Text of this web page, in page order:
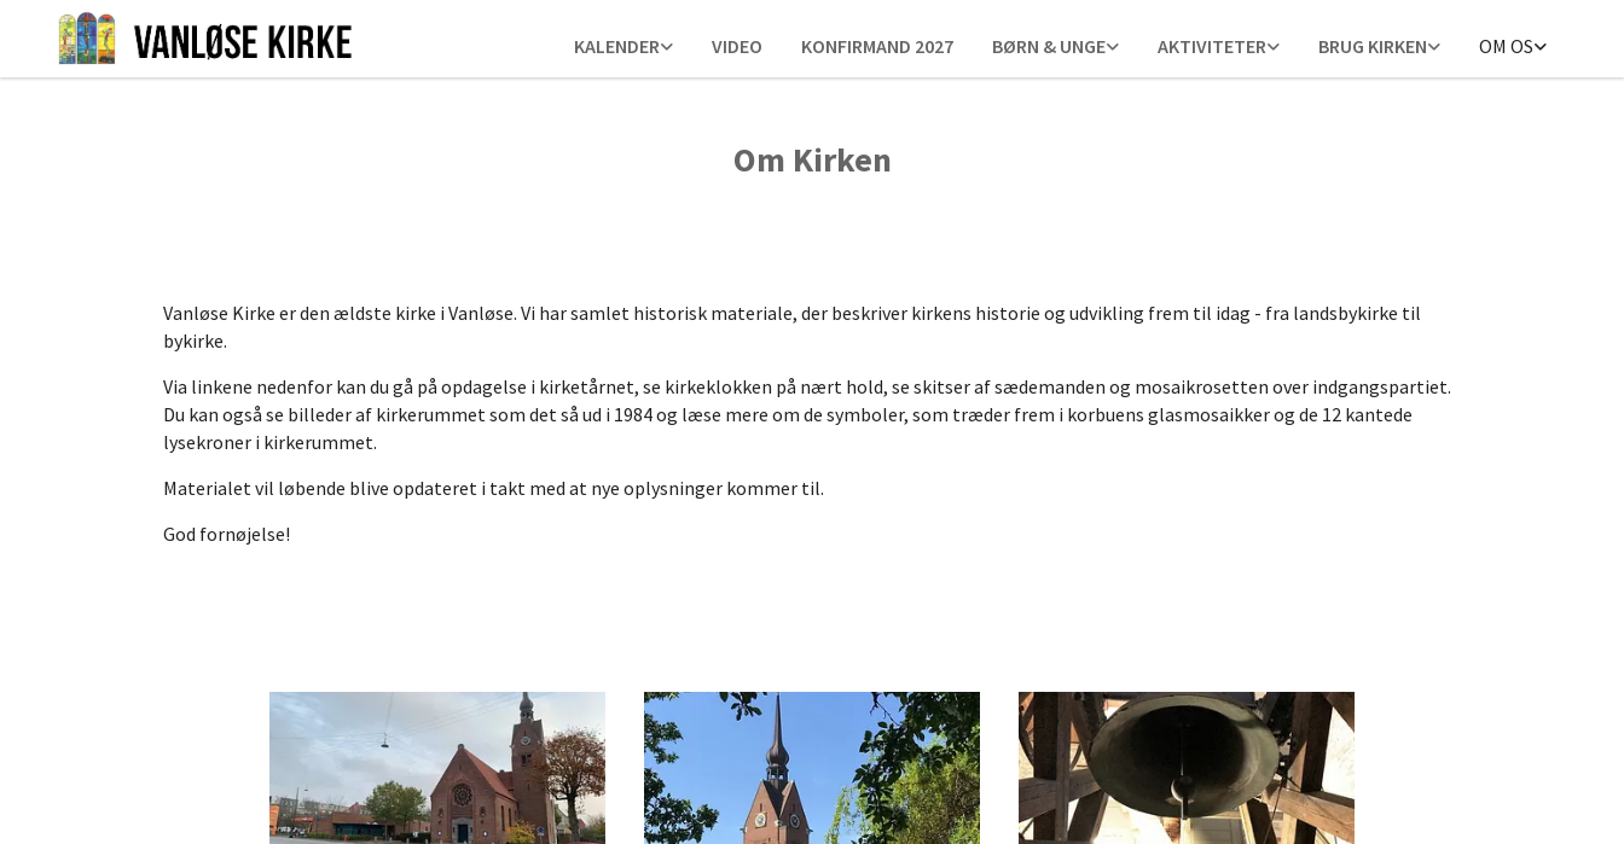
KALENDER VIDEO KONFIRMAND 2027 BØRN & UNGE AKTIVITETER BRUG KIRKEN OM OS
Om Kirken
Vanløse Kirke er den ældste kirke i Vanløse. Vi har samlet historisk materiale, der beskriver kirkens historie og udvikling frem til idag - fra landsbykirke til
bykirke.
Via linkene nedenfor kan du gå på opdagelse i kirketårnet, se kirkeklokken på nært hold, se skitser af sædemanden og mosaikrosetten over indgangspartiet.
Du kan også se billeder af kirkerummet som det så ud i 1984 og læse mere om de symboler, som træder frem i korbuens glasmosaikker og de 12 kantede
lysekroner i kirkerummet.
Materialet vil løbende blive opdateret i takt med at nye oplysninger kommer til.
God fornøjelse!